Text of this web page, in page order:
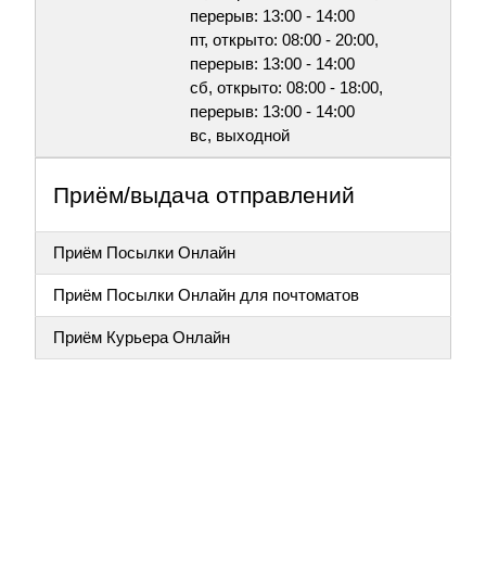
перерыв: 13:00 - 14:00
пт, открыто: 08:00 - 20:00,
перерыв: 13:00 - 14:00
сб, открыто: 08:00 - 18:00,
перерыв: 13:00 - 14:00
вс, выходной
Приём/выдача отправлений
Приём Посылки Онлайн
Приём Посылки Онлайн для почтоматов
Приём Курьера Онлайн